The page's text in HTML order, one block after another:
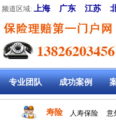
频道区域: 上海 广东 江苏
专业团队 成功案例
寿险 人寿保险 意